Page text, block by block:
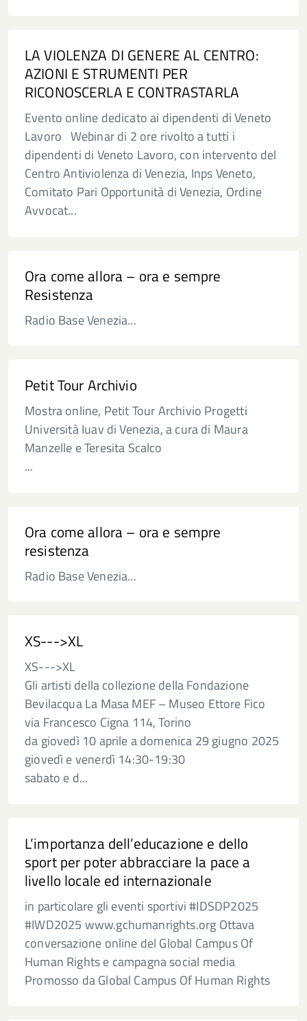
LA VIOLENZA DI GENERE AL CENTRO:
AZIONI E STRUMENTI PER
RICONOSCERLA E CONTRASTARLA
Evento online dedicato ai dipendenti di Veneto
Lavoro Webinar di 2 ore rivolto a tutti i
dipendenti di Veneto Lavoro, con intervento del
Centro Antiviolenza di Venezia, Inps Veneto,
Comitato Pari Opportunità di Venezia, Ordine
Avvocat...
Ora come allora – ora e sempre
Resistenza
Radio Base Venezia...
Petit Tour Archivio
Mostra online, Petit Tour Archivio Progetti
Università Iuav di Venezia, a cura di Maura
Manzelle e Teresita Scalco
...
Ora come allora – ora e sempre
resistenza
Radio Base Venezia...
XS--->XL
XS--->XL
Gli artisti della collezione della Fondazione
Bevilacqua La Masa MEF – Museo Ettore Fico
via Francesco Cigna 114, Torino
da giovedì 10 aprile a domenica 29 giugno 2025
giovedì e venerdì 14:30-19:30
sabato e d...
L’importanza dell’educazione e dello
sport per poter abbracciare la pace a
livello locale ed internazionale
in particolare gli eventi sportivi #IDSDP2025
#IWD2025 www.gchumanrights.org Ottava
conversazione online del Global Campus Of
Human Rights e campagna social media
Promosso da Global Campus Of Human Rights